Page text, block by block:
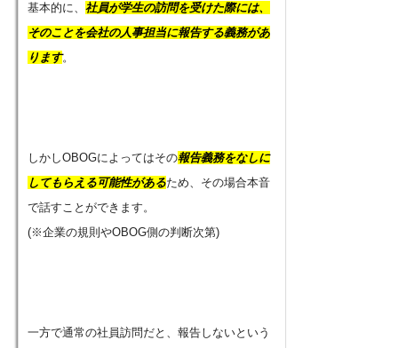
基本的に、 社員が学生の訪問を受けた際には、
そのことを会社の人事担当に報告する義務があ
ります。
しかしOBOGによってはその報告義務をなしに
してもらえる可能性があるため、その場合本音
で話すことができます。
(※企業の規則やOBOG側の判断次第)
一方で通常の社員訪問だと、報告しないという